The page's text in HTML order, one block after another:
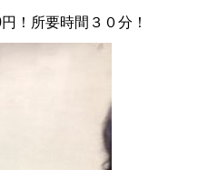
！所要時間３０分！